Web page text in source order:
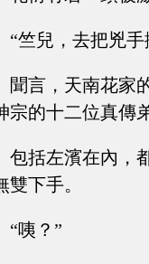
“竺兒，去把兇手
聞言，天南花家
宗的十二位真傳
包括左濱在內，
雙下手。
“咦？”